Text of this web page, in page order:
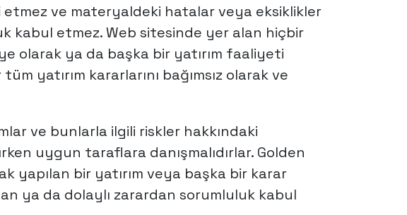
ve materyaldeki hatalar veya eksiklikler
kabul etmez. Web sitesinde yer alan hiçbir
olarak ya da başka bir yatırım faaliyeti
yatırım kararlarını bağımsız olarak ve
ve bunlarla ilgili riskler hakkındaki
uygun taraflara danışmalıdırlar. Golden
yapılan bir yatırım veya başka bir karar
ya da dolaylı zarardan sorumluluk kabul